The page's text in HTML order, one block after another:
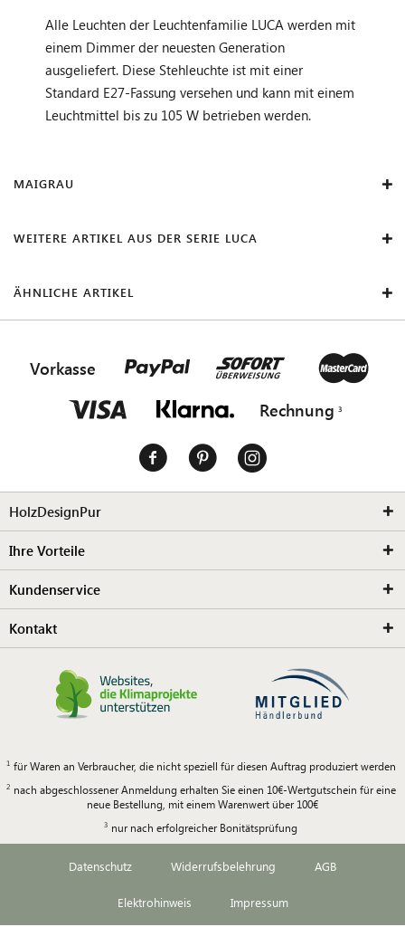
Alle Leuchten der Leuchtenfamilie LUCA werden mit
einem Dimmer der neuesten Generation
ausgeliefert. Diese Stehleuchte ist mit einer
Standard E27-Fassung versehen und kann mit einem
Leuchtmittel bis zu 105 W betrieben werden.
MAIGRAU
WEITERE ARTIKEL AUS DER SERIE LUCA
ÄHNLICHE ARTIKEL
Vorkasse
Rechnung
HolzDesignPur
Ihre Vorteile
Kundenservice
Kontakt
für Waren an Verbraucher, die nicht speziell für diesen Auftrag produziert werden
nach abgeschlossener Anmeldung erhalten Sie einen 10€-Wertgutschein für eine
neue Bestellung, mit einem Warenwert über 100€
nur nach erfolgreicher Bonitätsprüfung
Datenschutz Widerrufsbelehrung AGB
Elektrohinweis Impressum